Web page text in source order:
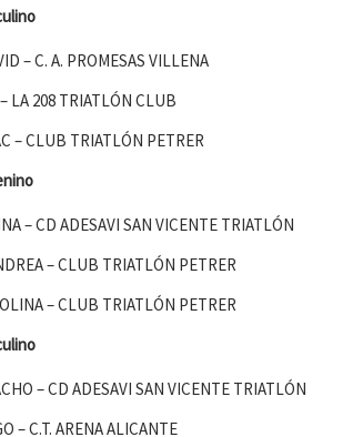
– C. A. PROMESAS VILLENA
LA 208 TRIATLÓN CLUB
– CLUB TRIATLÓN PETRER
– CD ADESAVI SAN VICENTE TRIATLÓN
– CLUB TRIATLÓN PETRER
– CLUB TRIATLÓN PETRER
– CD ADESAVI SAN VICENTE TRIATLÓN
– C.T. ARENA ALICANTE